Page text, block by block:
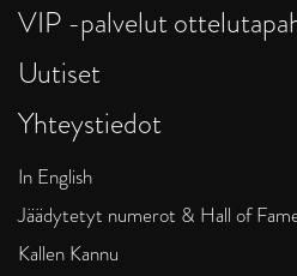
VIP -palvelut
Uutiset
Yhteystiedot
In English
Jäädytetyt numerot & Hall of
Kallen Kannu